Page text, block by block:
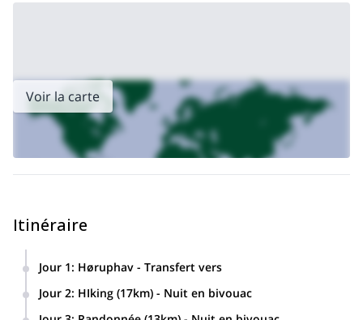
Voir la carte
Itinéraire
Jour 1: Høruphav - Transfert vers
Danemark. Transfert en bus vers notre point de départ. Nuit
en bivouac.
Jour 2: HIking (17km) - Nuit en bivouac